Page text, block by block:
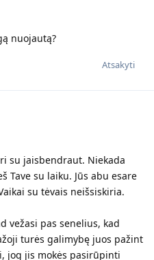
nuojautą?
Atsakyti
su jaisbendraut. Niekada
Tave su laiku. Jūs abu esare
su tėvais neišsiskiria.
vežasi pas senelius, kad
turės galimybę juos pažint
jog jis mokės pasirūpinti